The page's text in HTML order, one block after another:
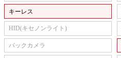
キーレス
HID(キセノンライト)
バックカメラ